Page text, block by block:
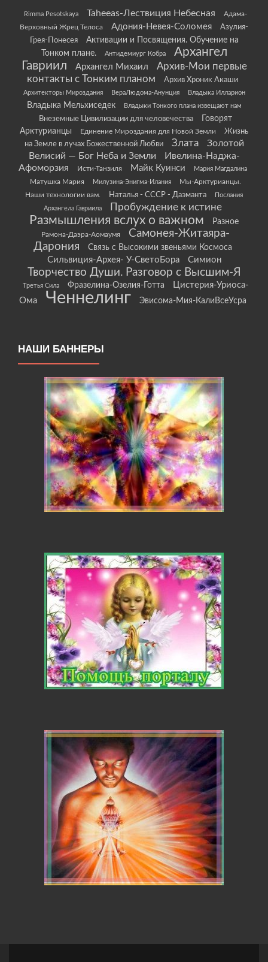
Rimma Pesotskaya Taheeas-Лествиция Небесная
Адама-
Верховный Жрец Телоса
Адония-Невея-Соломея
Азулия-
Грея-Понесея
Активации и Посвящения. Обучение на
Тонком плане.
Антидемиург Кобра
Архангел
Гавриил
Архангел Михаил
Архив-Мои первые
контакты с Тонким планом
Архив Хроник Акаши
Архитекторы Мироздания ВераЛюдома-Анунция Владыка Илларион
Владыка Мельхиседек Владыки Тонкого плана извещают нам
Внеземные Цивилизации для человечества
Говорят
Арктурианцы
Единение Мироздания для Новой Земли
Жизнь
на Земле в лучах Божественной Любви
Злата
Золотой
Велисий — Бог Неба и Земли
Ивелина-Наджа-
Афоморзия
Исти-Танзиля Майк Куинси Мария Магдалина
Матушка Мария Милузина-Энигма-Илания
Мы-Арктурианцы.
Наши технологии вам.
Наталья - СССР - Даэманта
Послания
Архангела Гавриила
Пробуждение к истине
Размышления вслух о важном Разное
Рамона-Даэра-Аомаумя
Самонея-Житаяра-
Дарония
Связь с Высокими звеньями Космоса
Сильвиция-Архея- У-СветоБора Симион
Творчество Души. Разговор с Высшим-Я
Третья Сила Фразелина-Озелия-Готта
Цистерия-Уриоса-
Ома
Ченнелинг Эвисома-Мия-КалиВсеУсра
НАШИ БАННЕРЫ